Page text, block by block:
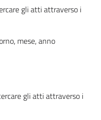
gli atti attraverso i
mese, anno
gli atti attraverso i